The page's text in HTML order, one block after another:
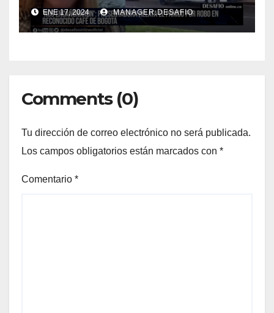
ENE 17, 2024 MANAGER.DESAFIO
Comments (0)
Tu dirección de correo electrónico no será publicada.
Los campos obligatorios están marcados con *
Comentario *